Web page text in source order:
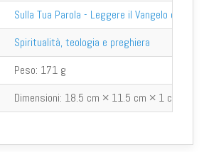
Sulla Tua Parola - Leggere il Vangelo oggi
Spiritualità, teologia e preghiera
Peso: 171 g
Dimensioni: 18.5 cm × 11.5 cm × 1 cm